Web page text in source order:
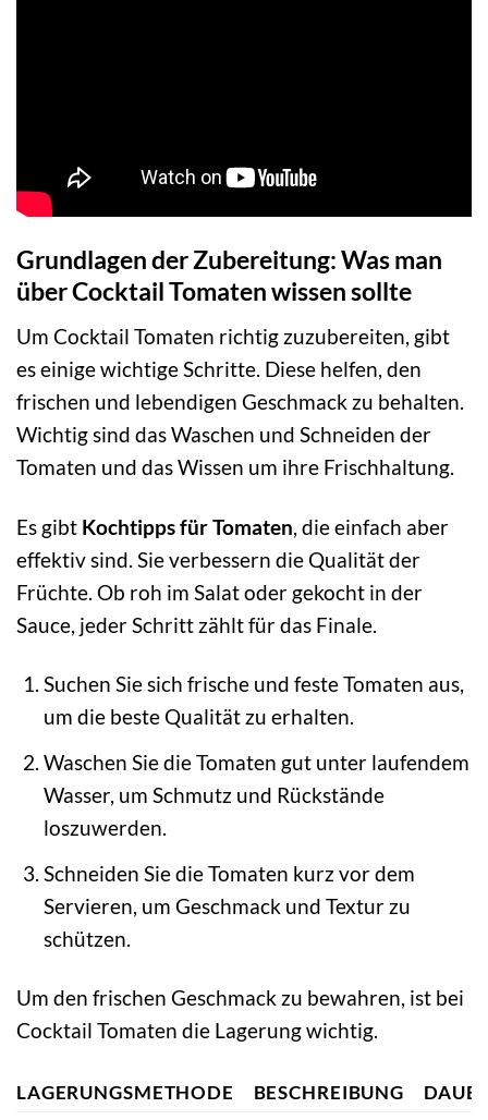
Grundlagen der Zubereitung: Was man
über Cocktail Tomaten wissen sollte
Um Cocktail Tomaten richtig zuzubereiten, gibt
es einige wichtige Schritte. Diese helfen, den
frischen und lebendigen Geschmack zu behalten.
Wichtig sind das Waschen und Schneiden der
Tomaten und das Wissen um ihre Frischhaltung.
Es gibt Kochtipps für Tomaten , die einfach aber
effektiv sind. Sie verbessern die Qualität der
Früchte. Ob roh im Salat oder gekocht in der
Sauce, jeder Schritt zählt für das Finale.
Suchen Sie sich frische und feste Tomaten aus,
um die beste Qualität zu erhalten.
Waschen Sie die Tomaten gut unter laufendem
Wasser, um Schmutz und Rückstände
loszuwerden.
Schneiden Sie die Tomaten kurz vor dem
Servieren, um Geschmack und Textur zu
schützen.
Um den frischen Geschmack zu bewahren, ist bei
Cocktail Tomaten die Lagerung wichtig.
LAGERUNGSMETHODE BESCHREIBUNG